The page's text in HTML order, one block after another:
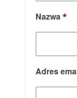
Nazwa*
Adres